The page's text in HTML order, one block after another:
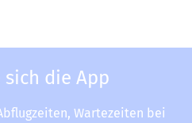
sich die App
Wartezeiten bei